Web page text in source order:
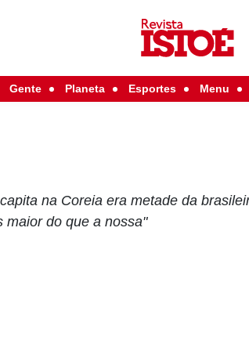
Gente Planeta Esportes Menu
na Coreia era metade da
maior do que a nossa"